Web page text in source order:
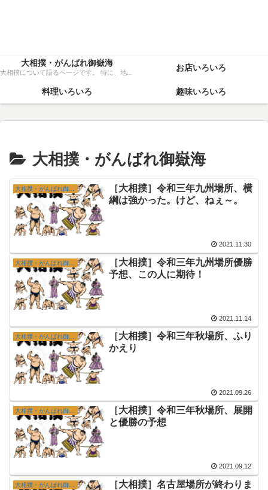
大相撲・がんばれ御嶽海
大相撲について語るページです。 特に、地元力士・御嶽海関を、粘り強く応援いたします！ お店いろいろ
料理いろいろ 趣味いろいろ
大相撲・がんばれ御嶽海
［大相撲］令和三年九州場所、横
綱は強かった。けど、ねぇ～。
2021.11.30
［大相撲］令和三年九州場所優勝
予想、この人に期待！
2021.11.14
大相撲・がんばれ御嶽海
［大相撲］令和三年秋場所、ふり
かえり
2021.09.26
［大相撲］令和三年秋場所、展開
と優勝の予想
2021.09.12
［大相撲］名古屋場所が終わりま